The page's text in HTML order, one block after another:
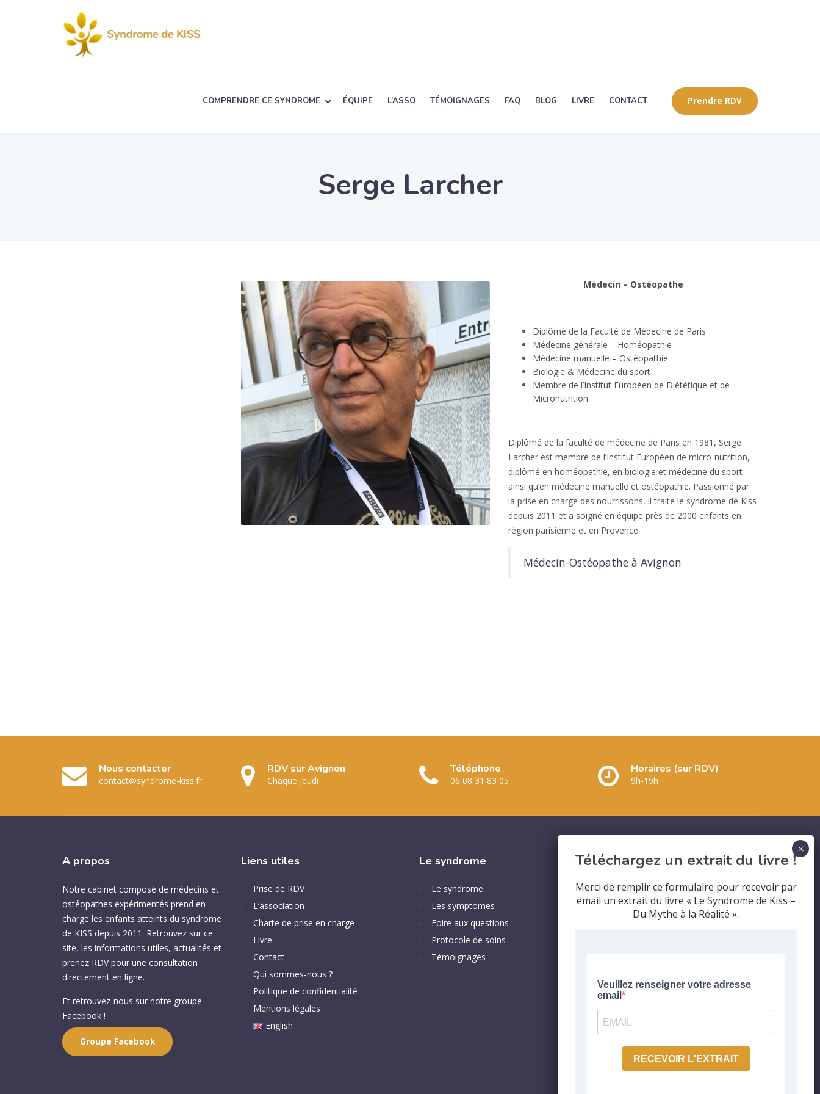
COMPRENDRE CE SYNDROME ÉQUIPE L’ASSO TÉMOIGNAGES FAQ BLOG LIVRE CONTACT Prendre RDV
Serge Larcher
Médecin – Ostéopathe
Diplômé de la Faculté de Médecine de Paris
Médecine générale – Homéopathie
Médecine manuelle – Ostéopathie
Biologie & Médecine du sport
Membre de l’Institut Européen de Diététique et de
Micronutrition
Diplômé de la faculté de médecine de Paris en 1981, Serge
Larcher est membre de l’Institut Européen de micro-nutrition,
diplômé en homéopathie, en biologie et médecine du sport
ainsi qu’en médecine manuelle et ostéopathie. Passionné par
la prise en charge des nourrissons, il traite le syndrome de Kiss
depuis 2011 et a soigné en équipe près de 2000 enfants en
région parisienne et en Provence.
Médecin-Ostéopathe à Avignon
Nous contacter
contact@syndrome-kiss.fr
RDV sur Avignon
Chaque jeudi
Téléphone
06 08 31 83 05
Horaires (sur RDV)
9h-19h
A propos
Notre cabinet composé de médecins et
ostéopathes expérimentés prend en
charge les enfants atteints du syndrome
de KISS depuis 2011. Retrouvez sur ce
site, les informations utiles, actualités et
prenez RDV pour une consultation
directement en ligne.
Et retrouvez-nous sur notre groupe
Facebook !
Groupe Facebook
Liens utiles
Prise de RDV
L’association
Charte de prise en charge
Livre
Contact
Qui sommes-nous ?
Politique de confidentialité
Mentions légales
English
Le syndrome
Le syndrome
Les symptomes
Foire aux questions
Protocole de soins
Témoignages
Téléchargez un extrait du livre !
Merci de remplir ce formulaire pour recevoir par
email un extrait du livre « Le Syndrome de Kiss –
Du Mythe à la Réalité ».